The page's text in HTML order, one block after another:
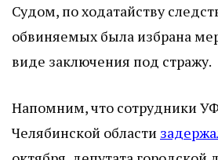
Судом, по ходатайству
обвиняемых была избрана
виде заключения под стражу.
Напомним, что сотрудники
Челябинской области